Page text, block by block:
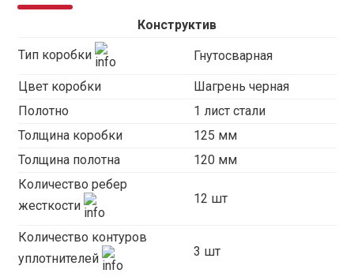
Конструктив
Тип коробки Гнутосварная
Цвет коробки
Шагрень черная
Полотно
1 лист стали
Толщина коробки
125 мм
Толщина полотна
120 мм
Количество ребер
жесткости
12 шт
Количество контуров
уплотнителей
3 шт